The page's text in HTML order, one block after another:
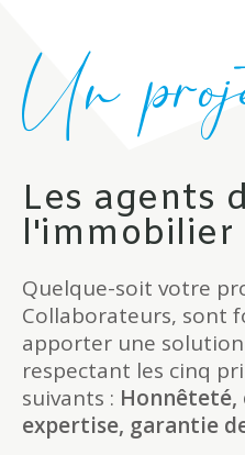
Un
Les agents
l'immobilier
Quelque-soit votre
Collaborateurs, sont
apporter une
respectant les cinq
suivants : Honnêteté,
expertise, garantie